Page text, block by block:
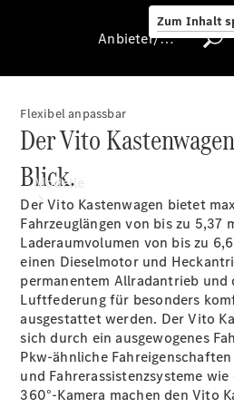
Zum Inhalt
Anbieter/Datenschutz
Modelle
Alle Modelle
Elektromodelle
Anbieter/Datenschutz
Flexibel anpassbar
Der Vito
Blick.
Der Vito Kastenwagen bietet
Fahrzeuglängen von bis zu 5,37
Laderaumvolumen von bis zu
einen Dieselmotor und
permanentem Allradantrieb und
Luftfederungfür besonders
ausgestattet werden. Der Vito
sich durch ein ausgewogenes
Pkw-ähnliche
und Fahrerassistenzsysteme
360°-Kamera machen den Vito